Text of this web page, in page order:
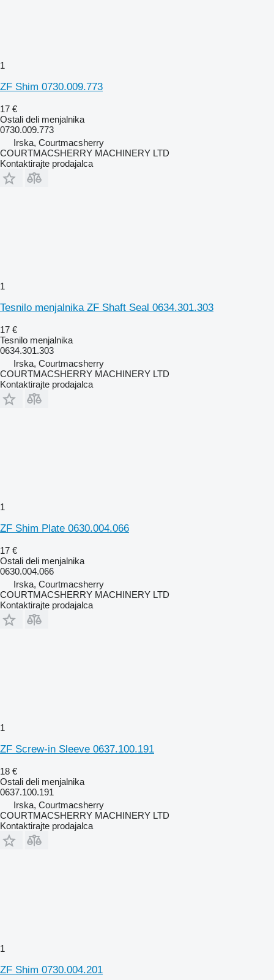
1
ZF Shim 0730.009.773
17 €
Ostali deli menjalnika
0730.009.773
Irska, Courtmacsherry
COURTMACSHERRY MACHINERY LTD
Kontaktirajte prodajalca
1
Tesnilo menjalnika ZF Shaft Seal 0634.301.303
17 €
Tesnilo menjalnika
0634.301.303
Irska, Courtmacsherry
COURTMACSHERRY MACHINERY LTD
Kontaktirajte prodajalca
1
ZF Shim Plate 0630.004.066
17 €
Ostali deli menjalnika
0630.004.066
Irska, Courtmacsherry
COURTMACSHERRY MACHINERY LTD
Kontaktirajte prodajalca
1
ZF Screw-in Sleeve 0637.100.191
18 €
Ostali deli menjalnika
0637.100.191
Irska, Courtmacsherry
COURTMACSHERRY MACHINERY LTD
Kontaktirajte prodajalca
1
ZF Shim 0730.004.201